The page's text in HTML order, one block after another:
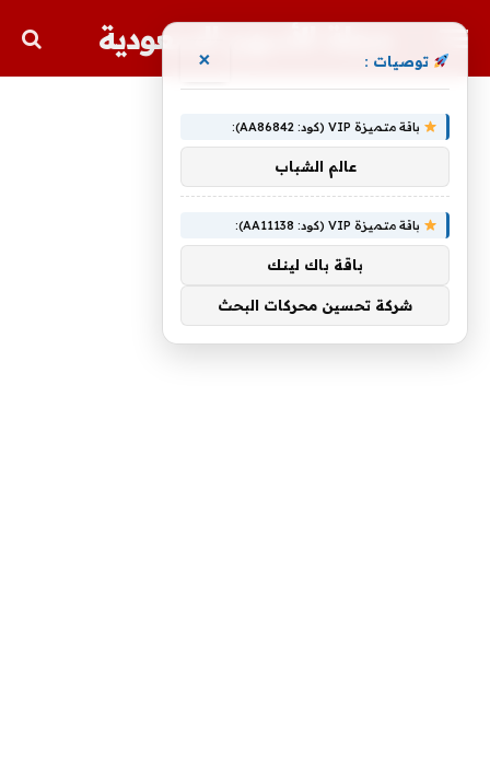
مجلة الأسهم السعودية
توصيات : ×
باقة متميزة VIP (كود: AA86842):
عالم الشباب
باقة متميزة VIP (كود: AA11138):
باقة باك لينك
شركة تحسين محركات البحث